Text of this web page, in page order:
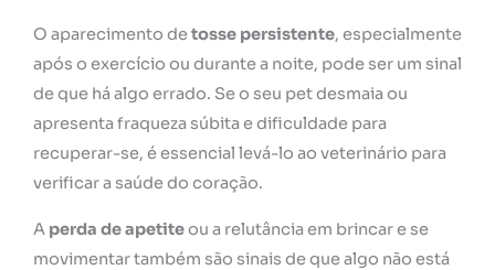
O aparecimento detosse persistente, especialmente
após o exercício ou durante a noite, pode ser um sinal
de que há algo errado. Se o seu pet desmaia ou
apresenta fraqueza súbita e dificuldade para
recuperar-se, é essencial levá-lo ao veterinário para
verificar a saúde do coração.
A perda de apetiteou a relutância em brincar e se
movimentar também são sinais de que algo não está